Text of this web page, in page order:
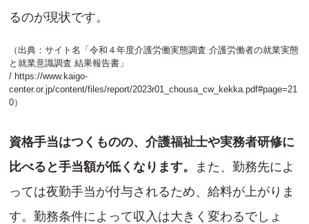
るのが現状です。
（出典：サイト名「令和４年度介護労働実態調査 介護労働者の就業実態
と就業意識調査 結果報告書」
/ https://www.kaigo-
center.or.jp/content/files/report/2023r01_chousa_cw_kekka.pdf#page=21
0）
資格手当はつくものの、介護福祉士や実務者研修に
比べると手当額が低くなります。
また、勤務先によ
っては夜勤手当が付与されるため、給料が上がりま
す。勤務条件によって収入は大きく変わるでしょ